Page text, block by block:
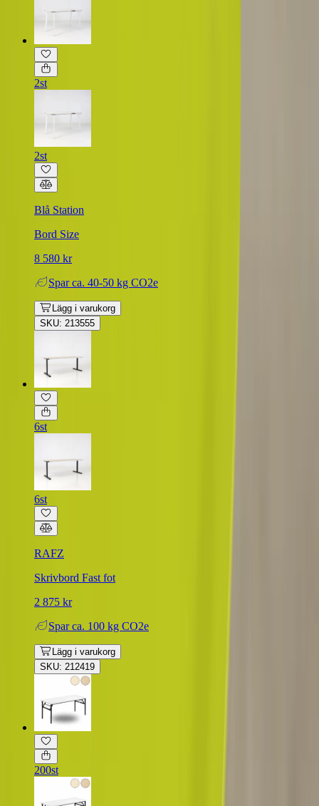
2st
2st
Blå Station
Bord Size
8 580 kr
Spar ca. 40-50 kg CO2e
Lägg i varukorg
SKU: 213555
6st
6st
RAFZ
Skrivbord Fast fot
2 875 kr
Spar ca. 100 kg CO2e
Lägg i varukorg
SKU: 212419
200st